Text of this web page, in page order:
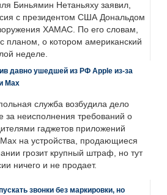
Биньямин Нетаньяху заявил,
с президентом США Дональдом
ХАМАС. По его словам,
планом, о котором американский
неделе.
давно ушедшей из РФ Apple из-за
Max
служба возбудила дело
за неисполнения требований о
гаджетов приложений
на устройства, продающиеся
грозит крупный штраф, но тут
ничего и не продает.
звонки без маркировки, но